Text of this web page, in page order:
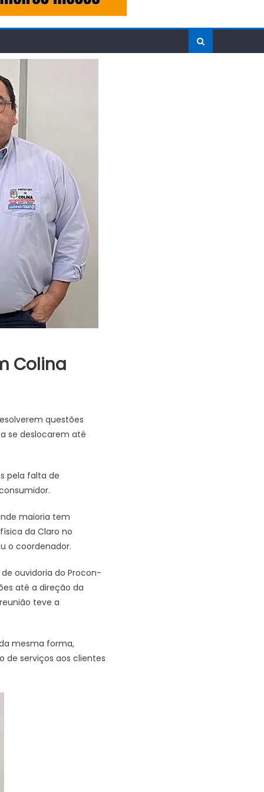
Colina
questões
se deslocarem até
pela falta de
maioria tem
da Claro no
o coordenador.
ouvidoria do Procon-
até a direção da
teve a
mesma forma,
de serviços aos clientes